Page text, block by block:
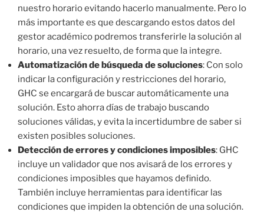
nuestro horario evitando hacerlo manualmente. Pero lo
más importante es que descargando estos datos del
gestor académico podremos transferirle la solución al
horario, una vez resuelto, de forma que la integre.
Automatización de búsqueda de soluciones: Con solo
indicar la configuración y restricciones del horario,
GHC se encargará de buscar automáticamente una
solución. Esto ahorra días de trabajo buscando
soluciones válidas, y evita la incertidumbre de saber si
existen posibles soluciones.
Detección de errores y condiciones imposibles: GHC
incluye un validador que nos avisará de los errores y
condiciones imposibles que hayamos definido.
También incluye herramientas para identificar las
condiciones que impiden la obtención de una solución.